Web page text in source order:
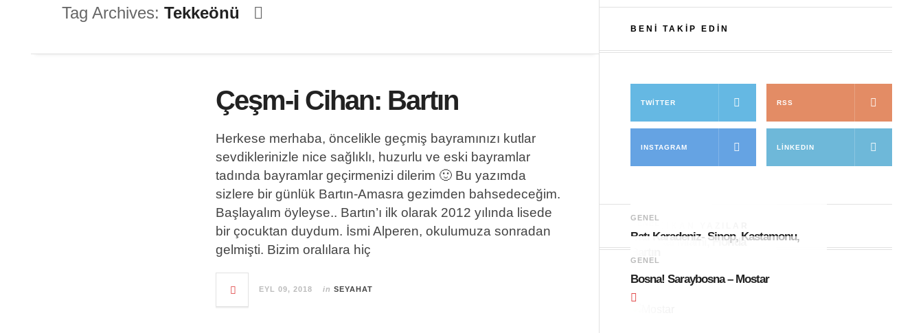
Tag Archives: Tekkeönü
Çeşm-i Cihan: Bartın
Herkese merhaba, öncelikle geçmiş bayramınızı kutlar
sevdiklerinizle nice sağlıklı, huzurlu ve eski bayramlar
tadında bayramlar geçirmenizi dilerim 🙂 Bu yazımda
sizlere bir günlük Bartın-Amasra gezimden bahsedeceğim.
Başlayalım öyleyse.. Bartın’ı ilk olarak 2012 yılında lisede
bir çocuktan duydum. İsmi Alperen, okulumuza sonradan
gelmişti. Bizim oralılara hiç
EYL 09, 2018 in SEYAHAT
BENI TAKIP EDIN
TWITTER RSS
INSTAGRAM LINKEDIN
GENEL
Amerika! Miami, Florida
GENEL
Batı Karadeniz- Sinop, Kastamonu,
Bartın
GENEL
Bosna! Saraybosna – Mostar